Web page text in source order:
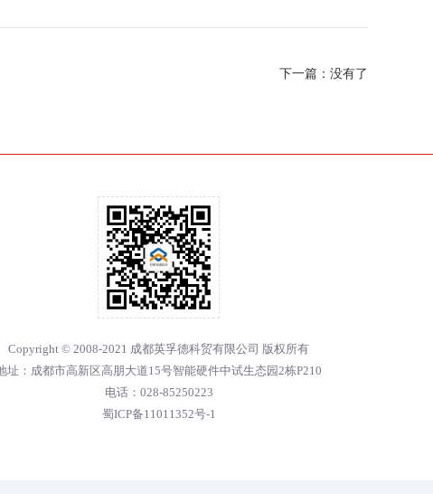
下一篇：没有了
Copyright © 2008-2021 成都英孚德科贸有限公司 版权所有
址：成都市高新区高朋大道15号智能硬件中试生态园2栋P210
电话：028-85250223
蜀ICP备11011352号-1